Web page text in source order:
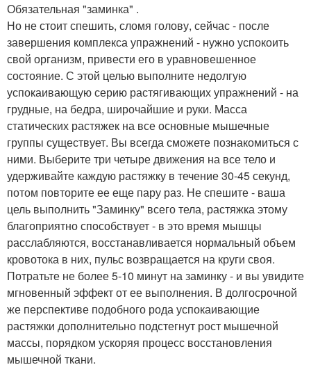
Обязательная "заминка" .
Но не стоит спешить, сломя голову, сейчас - после
завершения комплекса упражнений - нужно успокоить
свой организм, привести его в уравновешенное
состояние. С этой целью выполните недолгую
успокаивающую серию растягивающих упражнений - на
грудные, на бедра, широчайшие и руки. Масса
статических растяжек на все основные мышечные
группы существует. Вы всегда сможете познакомиться с
ними. Выберите три четыре движения на все тело и
удерживайте каждую растяжку в течение 30-45 секунд,
потом повторите ее еще пару раз. Не спешите - ваша
цель выполнить "Заминку" всего тела, растяжка этому
благоприятно способствует - в это время мышцы
расслабляются, восстанавливается нормальный объем
кровотока в них, пульс возвращается на круги своя.
Потратьте не более 5-10 минут на заминку - и вы увидите
мгновенный эффект от ее выполнения. В долгосрочной
же перспективе подобного рода успокаивающие
растяжки дополнительно подстегнут рост мышечной
массы, порядком ускоряя процесс восстановления
мышечной ткани.